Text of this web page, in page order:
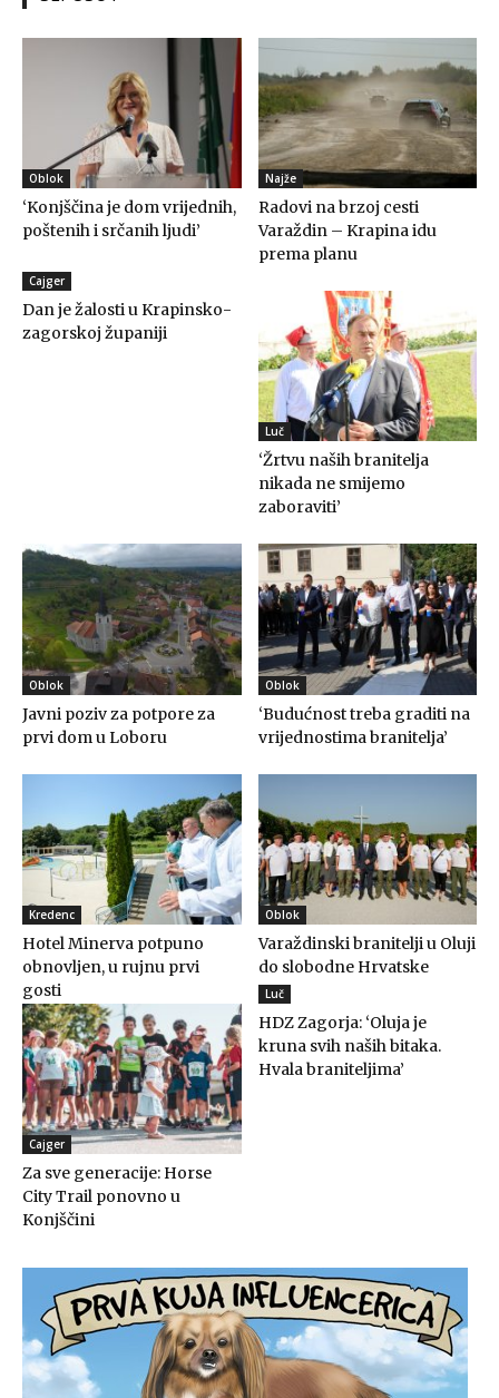
Oblok
‘Konjščina je dom vrijednih,
poštenih i srčanih ljudi’
Najže
Radovi na brzoj cesti
Varaždin – Krapina idu
prema planu
Cajger
Dan je žalosti u Krapinsko-
zagorskoj županiji
Luč
‘Žrtvu naših branitelja
nikada ne smijemo
zaboraviti’
Oblok
Javni poziv za potpore za
prvi dom u Loboru
Oblok
‘Budućnost treba graditi na
vrijednostima branitelja’
Kredenc
Hotel Minerva potpuno
obnovljen, u rujnu prvi
gosti
Oblok
Varaždinski branitelji u Oluji
do slobodne Hrvatske
Cajger
Za sve generacije: Horse
City Trail ponovno u
Konjščini
Luč
HDZ Zagorja: ‘Oluja je
kruna svih naših bitaka.
Hvala braniteljima’